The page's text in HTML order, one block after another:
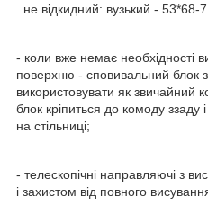
не відкидний: вузький -
- коли вже немає необхідності
поверхню - сповивальний блок
використовувати як звичайний
блок кріпиться до комоду ззаду
на стільниці;
- телескопічні направляючі з
і захистом від повного